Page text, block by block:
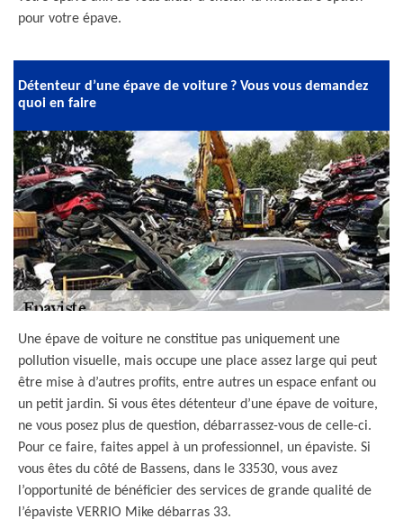
pour votre épave.
Détenteur d’une épave de voiture ? Vous vous demandez
quoi en faire
Une épave de voiture ne constitue pas uniquement une
pollution visuelle, mais occupe une place assez large qui peut
être mise à d’autres profits, entre autres un espace enfant ou
un petit jardin. Si vous êtes détenteur d’une épave de voiture,
ne vous posez plus de question, débarrassez-vous de celle-ci.
Pour ce faire, faites appel à un professionnel, un épaviste. Si
vous êtes du côté de Bassens, dans le 33530, vous avez
l’opportunité de bénéficier des services de grande qualité de
l’épaviste VERRIO Mike débarras 33.